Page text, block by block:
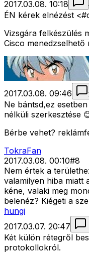
2017.03.08. 10:18
ÉN kérek elnézést
Vizsgára felkészülés
Cisco
2017.03.08. 09:46
Ne bántsd,ez
nélküli szerkesztése
Bérbe vehet?
TokraFan
2017.03.08. 00:10#8
Nem értek a
valamilyen hiba miatt
kéne, valaki meg
belenéz? Kiégeti a
hungi
2017.03.07. 20:47
Két külön rétegről
protokollokról.